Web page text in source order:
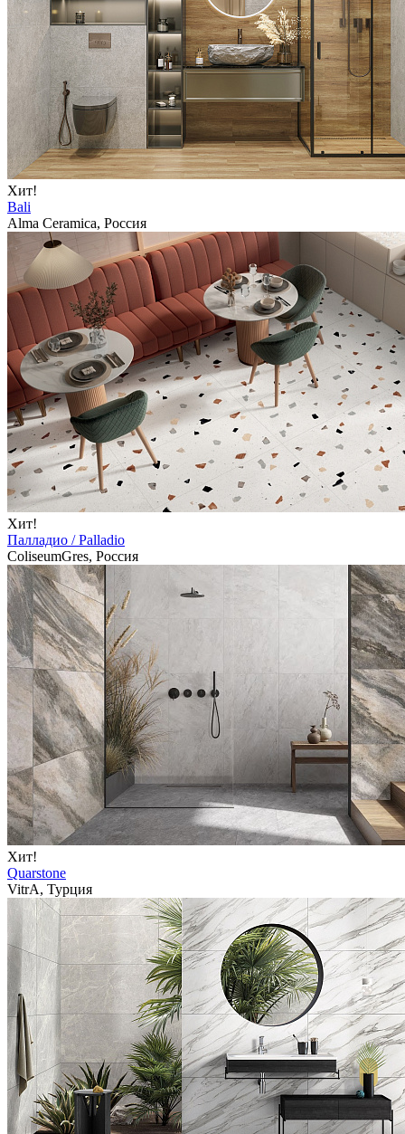
Хит!
Bali
Alma Ceramica, Россия
Хит!
Палладио / Palladio
ColiseumGres, Россия
Хит!
Quarstone
VitrA, Турция